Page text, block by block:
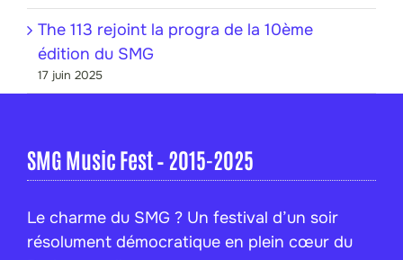
The 113 rejoint la progra de la 10ème
édition du SMG
17 juin 2025
SMG Music Fest – 2015-2025
Le charme du SMG ? Un festival d’un soir
résolument démocratique en plein cœur du